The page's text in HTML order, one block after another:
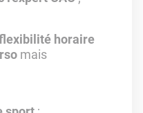
horaire
mais